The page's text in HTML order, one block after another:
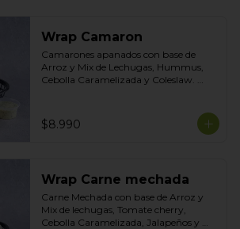
Wrap Camaron
Camarones apanados con base de
Arroz y Mix de Lechugas, Hummus,
Cebolla Caramelizada y Coleslaw.
$8.990
Wrap Carne mechada
Carne Mechada con base de Arroz y
Mix de lechugas, Tomate cherry,
Cebolla Caramelizada, Jalapeños y